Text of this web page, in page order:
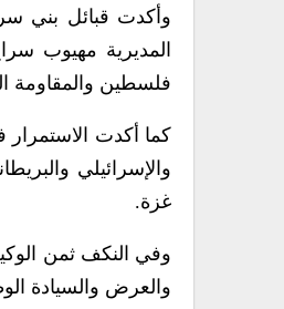
وأكدت قبائل بني
المديرية مهيوب
فلسطين والمقاومة
كما أكدت الاستمرار
والإسرائيلي
غزة.
وفي النكف ثمن
والعرض والسيادة